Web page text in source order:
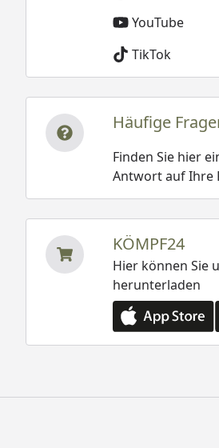
YouTube
TikTok
Häufige
Finden Sie hier
Antwort auf Ihre
KÖMPF24
Hier können Sie
herunterladen